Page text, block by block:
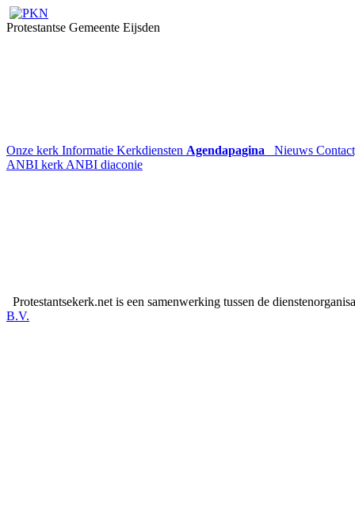
Protestantse Gemeente Eijsden
Onze kerk Informatie Kerkdiensten Agendapagina Nieuws
ANBI kerk ANBI diaconie
Protestantsekerk.net is een samenwerking tussen de
B.V.